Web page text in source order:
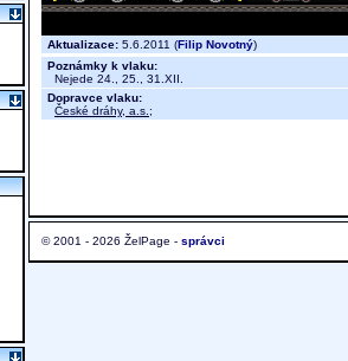
Aktualizace: 5.6.2011 (Filip Novotný)
Poznámky k vlaku:
Nejede 24., 25., 31.XII.
Dopravce vlaku:
České dráhy, a.s. ;
© 2001 - 2026 ŽelPage - správci